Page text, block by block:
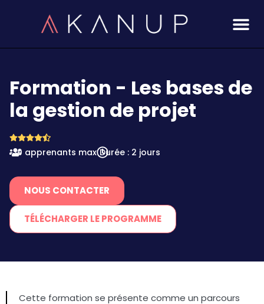
au
Formation - Les bases de
la gestion de projet
10 apprenants max Durée : 2 jours
NOUS CONTACTER
TÉLÉCHARGER LE PROGRAMME
Cette formation se présente comme un parcours